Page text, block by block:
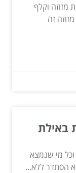
מזוזה וקלף
זה
באילת
וכל מי שנמצא
הסתדר ללא...